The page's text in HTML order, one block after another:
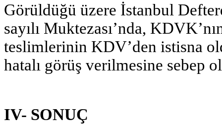
Görüldüğü üzere İstanbul
sayılı Muktezası’nda,
teslimlerinin KDV’den istisna
hatalı görüş verilmesine sebep
IV- SONUÇ